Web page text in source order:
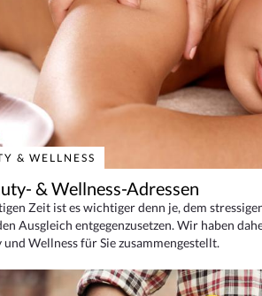
& WELLNESS
& Wellness-Adressen
Zeit ist es wichtiger denn je, dem
Ausgleich entgegenzusetzen. Wir haben
und Wellness für Sie zusammengestellt.